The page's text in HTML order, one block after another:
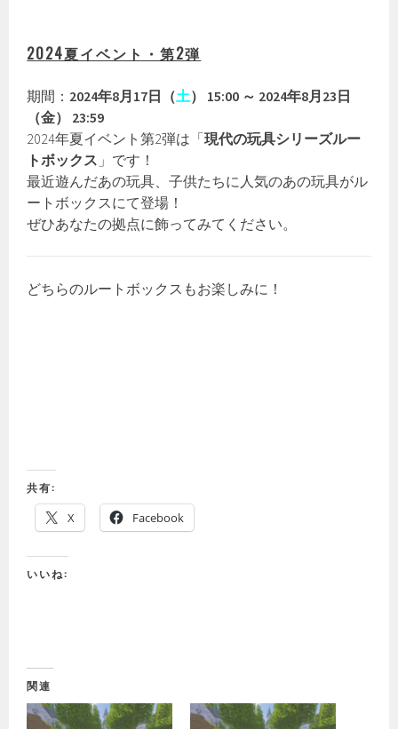
2024夏イベント・第2弾
期間： 2024年8月17日（土） 15:00 ～ 2024年8月23日
（金） 23:59
2024年夏イベント第2弾は「現代の玩具シリーズルー
トボックス 」です！
最近遊んだあの玩具、子供たちに人気のあの玩具がル
ートボックスにて登場！
ぜひあなたの拠点に飾ってみてください。
どちらのルートボックスもお楽しみに！
共有:
X Facebook
いいね:
関連